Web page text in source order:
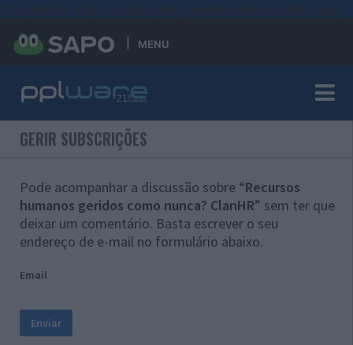
MENU
GERIR SUBSCRIÇÕES
Pode acompanhar a discussão sobre “Recursos
humanos geridos como nunca? ClanHR” sem ter que
deixar um comentário. Basta escrever o seu
endereço de e-mail no formulário abaixo.
Email